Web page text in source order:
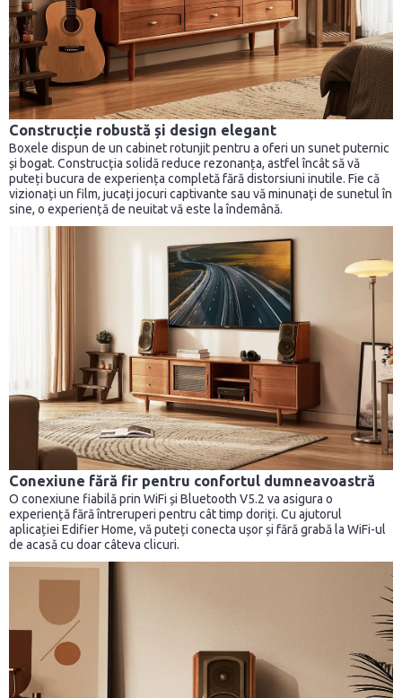
Construcție robustă și design elegant
Boxele dispun de un cabinet rotunjit pentru a oferi un sunet puternic
și bogat. Construcția solidă reduce rezonanța, astfel încât să vă
puteți bucura de experiența completă fără distorsiuni inutile. Fie că
vizionați un film, jucați jocuri captivante sau vă minunați de sunetul în
sine, o experiență de neuitat vă este la îndemână.
Conexiune fără fir pentru confortul dumneavoastră
O conexiune fiabilă prin WiFi și Bluetooth V5.2 va asigura o
experiență fără întreruperi pentru cât timp doriți. Cu ajutorul
aplicației Edifier Home, vă puteți conecta ușor și fără grabă la WiFi-ul
de acasă cu doar câteva clicuri.